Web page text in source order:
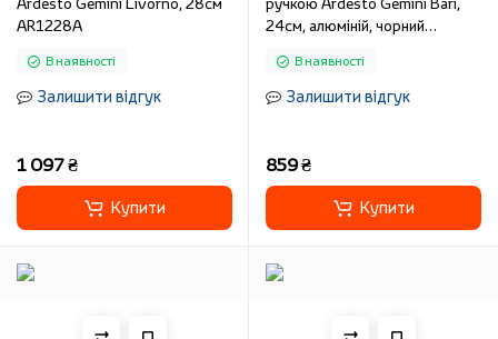
AR1228A
В наявності
Залишити відгук
1 097 ₴
Купити
24см, алюміній, чорний
В наявності
Залишити відгук
859 ₴
Купити